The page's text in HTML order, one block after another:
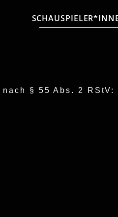
§ 55 Abs. 2 RStV: